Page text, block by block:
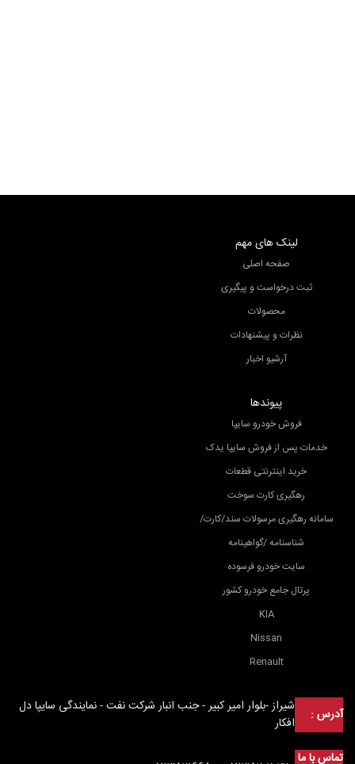
لینک های مهم
صفحه اصلی
ثبت درخواست و پیگیری
محصولات
نظرات و پیشنهادات
آرشیو اخبار
پیوندها
فروش خودرو سایپا
خدمات پس از فروش سایپا یدک
خرید اینترنتی قطعات
رهگیری کارت سوخت
سامانه رهگیری مرسولات سند/کارت/
شناسنامه /گواهینامه
سایت خودرو فرسوده
پرتال جامع خودرو کشور
KIA
Nissan
Renault
آدرس :
شیراز -بلوار امیر کبیر - جنب انبار شرکت نفت - نمایندگی سایپا دل
افکار
تماس با ما